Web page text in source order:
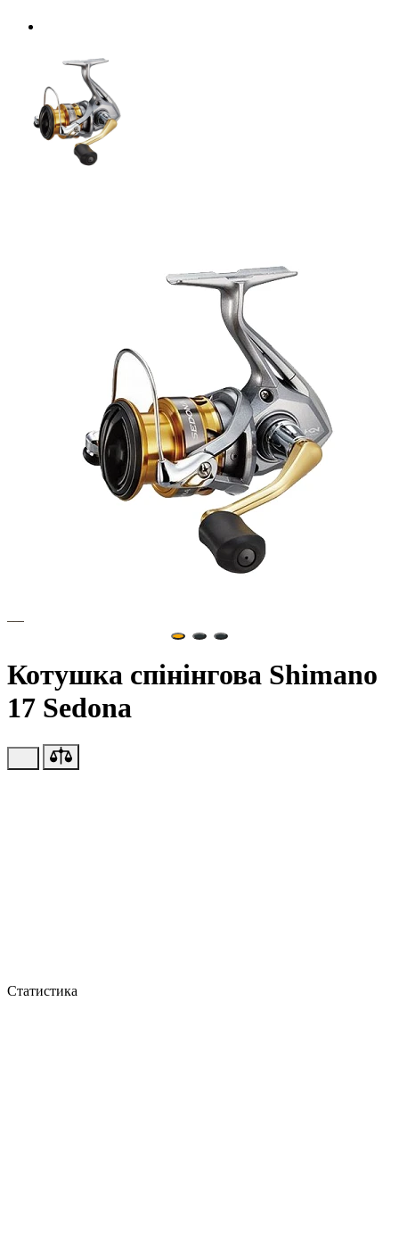
Котушка спінінгова Shimano
17 Sedona
Статистика